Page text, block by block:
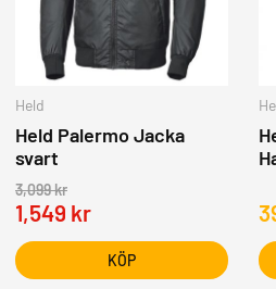
Held
Held Palermo Jacka
svart
3,099kr
1,549 kr
KÖP